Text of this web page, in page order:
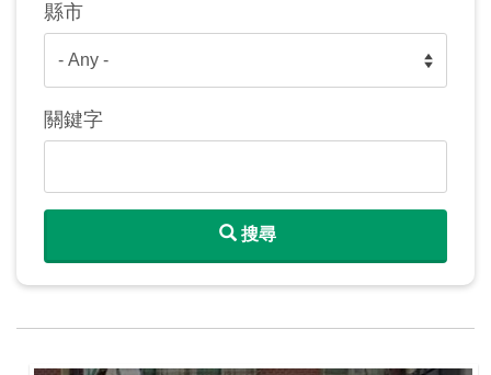
縣市
關鍵字
搜尋